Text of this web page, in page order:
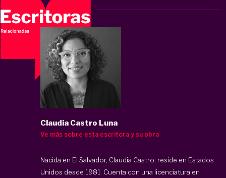
Claudia Castro Luna
Ve más sobre esta escritora y su obra
Nacida en El Salvador, Claudia Castro, reside en Estados
Unidos desde 1981. Cuenta con una licenciatura en